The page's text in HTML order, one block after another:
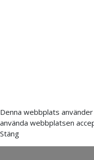
Denna webbplats använder
använda webbplatsen
Stäng